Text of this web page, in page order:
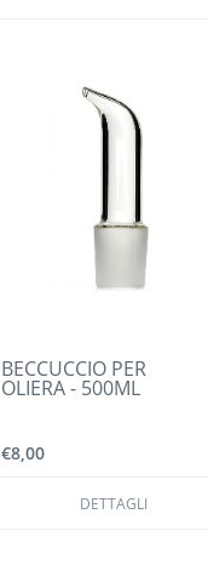
BECCUCCIO PER
OLIERA - 500ML
€8,00
DETTAGLI